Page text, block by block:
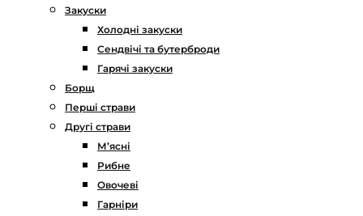
Закуски
Холодні закуски
Сендвічі та бутерброди
Гарячі закуски
Борщ
Перші страви
Другі страви
М’ясні
Рибне
Овочеві
Гарніри